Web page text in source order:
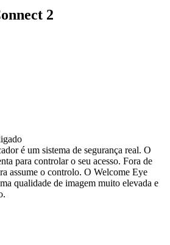
2
é um sistema de segurança real. O
para controlar o seu acesso. Fora de
assume o controlo. O Welcome Eye
qualidade de imagem muito elevada e